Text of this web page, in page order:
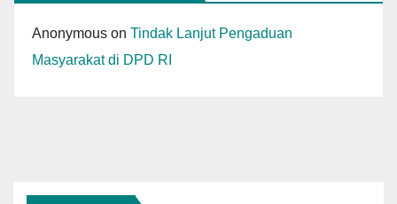
Anonymous on Tindak Lanjut Pengaduan
Masyarakat di DPD RI